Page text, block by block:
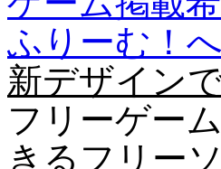
ふりーむ！
新デザイン
フリーゲー
きるフリー